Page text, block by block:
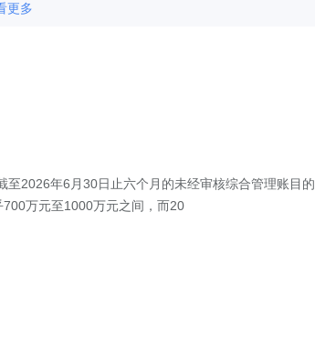
更多
2026年6月30日止六个月的未经审核综合管理账目的
万元至1000万元之间，而20